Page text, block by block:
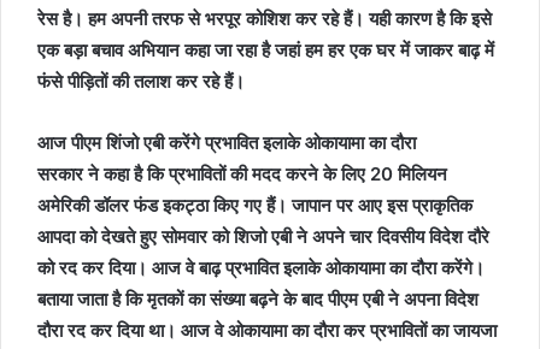
रेस है। हम अपनी तरफ से भरपूर कोशिश कर रहे हैं। यही कारण है कि इसे
एक बड़ा बचाव अभियान कहा जा रहा है जहां हम हर एक घर में जाकर बाढ़ में
फंसे पीड़ितों की तलाश कर रहे हैं।
आज पीएम शिंजो एबी करेंगे प्रभावित इलाके ओकायामा का दौरा
सरकार ने कहा है कि प्रभावितों की मदद करने के लिए 20 मिलियन
अमेरिकी डॉलर फंड इकट्ठा किए गए हैं। जापान पर आए इस प्राकृतिक
आपदा को देखते हुए सोमवार को शिजो एबी ने अपने चार दिवसीय विदेश दौरे
को रद कर दिया। आज वे बाढ़ प्रभावित इलाके ओकायामा का दौरा करेंगे।
बताया जाता है कि मृतकों का संख्या बढ़ने के बाद पीएम एबी ने अपना विदेश
दौरा रद कर दिया था। आज वे ओकायामा का दौरा कर प्रभावितों का जायजा